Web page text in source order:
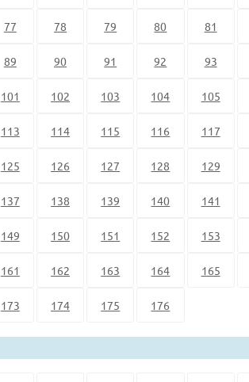
77 78 79 80 81
89 90 91 92 93
101 102 103 104 105
113 114 115 116 117
125 126 127 128 129
137 138 139 140 141
149 150 151 152 153
161 162 163 164 165
173 174 175 176